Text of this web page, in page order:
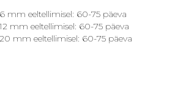
mm eeltellimisel: 60-75 päeva
mm eeltellimisel: 60-75 päeva
mm eeltellimisel: 60-75 päeva